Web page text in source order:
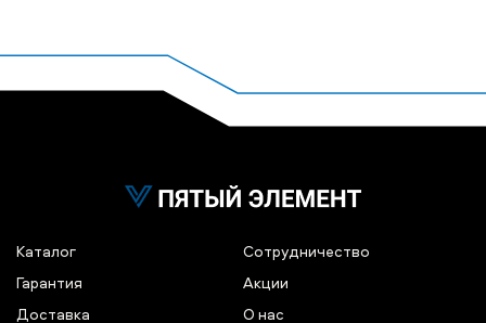
Каталог
Гарантия
Доставка
Сотрудничество
Акции
О нас